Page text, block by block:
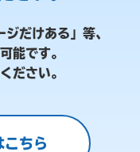
ジだけある」等、
能です。
ださい。
こちら